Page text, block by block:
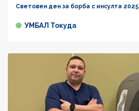
Световен ден за борба с инсулта 2025
УМБАЛ Токуда